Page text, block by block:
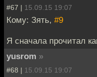
#67 | 15.09.15 19:07
Кому: Зять, #9
Я сначала прочитал
yusrom »
#68 | 15.09.15 19:07